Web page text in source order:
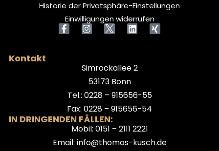
Historie der Privatsphäre-Einstellungen
Einwilligungen widerrufen
Kontakt
Simrockallee 2
53173 Bonn
Tel.: 0228 – 915656-55
Fax: 0228 – 915656-54
IN DRINGENDEN FÄLLEN:
Mobil: 0151 – 2111 2221
Email: info@thomas-kusch.de